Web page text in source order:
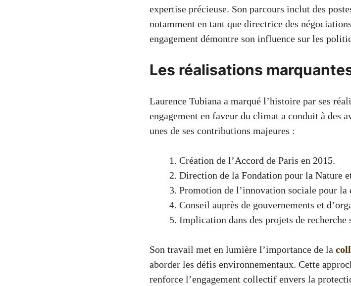
expertise précieuse. Son parcours inclut des
notamment en tant que directrice des
engagement démontre son influence sur les
Les réalisations
Laurence Tubiana a marqué l’histoire par ses
engagement en faveur du climat a conduit à des
unes de ses contributions majeures :
Création de l’Accord de Paris en 2015.
Direction de la Fondation pour la Nature
Promotion de l’innovation sociale pour la
Conseil auprès de gouvernements et
Implication dans des projets de recherche
Son travail met en lumière l’importance de la
aborder les défis environnementaux. Cette
renforce l’engagement collectif envers la